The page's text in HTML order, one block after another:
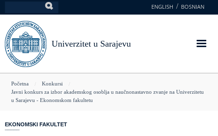
na
glavni
sadržaj
ENGLISH BOSNIAN
Univerzitet u Sarajevu
You
are
Početna
Konkursi
Javni konkurs za izbor akademskog osoblja u naučnonastavno zvanje na Univerzitetu
u Sarajevu - Ekonomskom fakultetu
EKONOMSKI FAKULTET